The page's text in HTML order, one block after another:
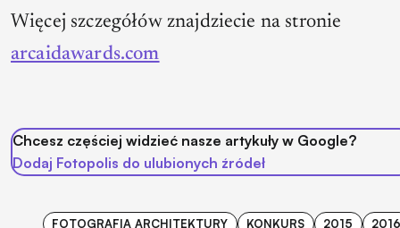
Więcej szczegółów znajdziecie na stronie
arcaidawards.com
Chcesz częściej widzieć nasze artykuły w Google?
Dodaj Fotopolis do ulubionych źródeł
FOTOGRAFIA ARCHITEKTURY KONKURS 2015